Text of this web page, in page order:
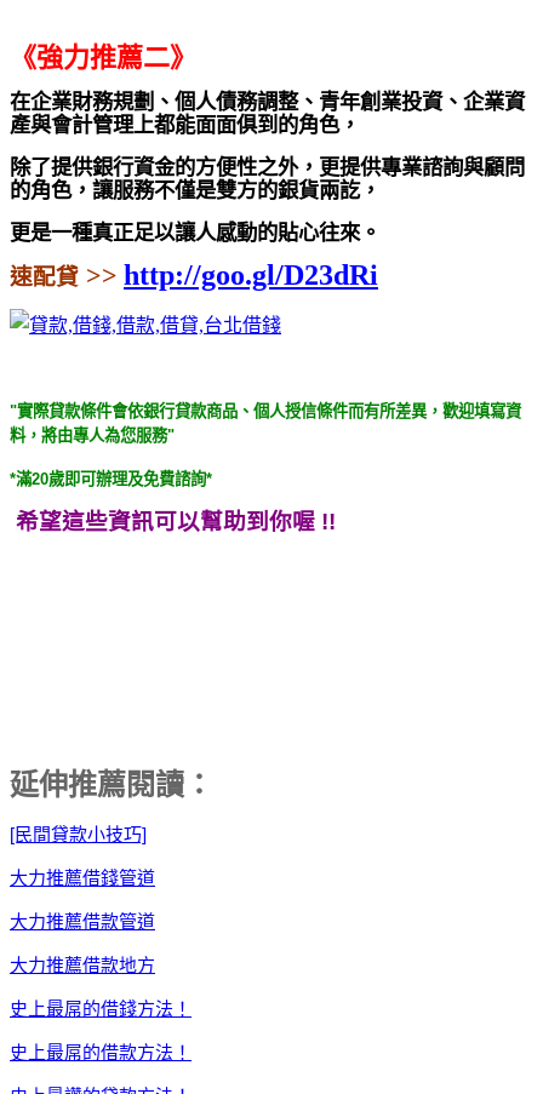
《強力推薦二》
在企業財務規劃、個人債務調整、青年創業投資、企業資
產與會計管理上都能面面俱到的角色，
除了提供銀行資金的方便性之外，更提供專業諮詢與顧問
的角色，讓服務不僅是雙方的銀貨兩訖，
更是一種真正足以讓人感動的貼心往來。
速配貸 >> http://goo.gl/D23dRi
"實際貸款條件會依銀行貸款商品、個人授信條件而有所差異，歡迎填寫資
料，將由專人為您服務"
*滿20歲即可辦理及免費諮詢*
希望這些資訊可以幫助到你喔 !!
延伸推薦閱讀：
[民間貸款小技巧]
大力推薦借錢管道
大力推薦借款管道
大力推薦借款地方
史上最屌的借錢方法！
史上最屌的借款方法！